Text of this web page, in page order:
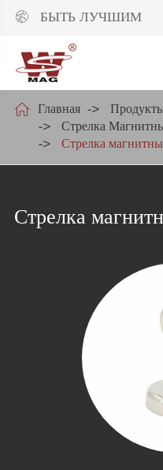
 БЫТЬ ЛУЧШИМ
 Главная
Стрелка
Стрелка
Стрелка